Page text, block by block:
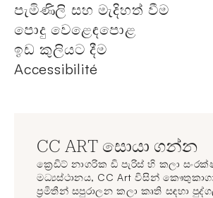
පැමිණිලි සහ මැදිහත් වීම
පොදු වෙළෙඳපොළ
ඉඩ කුලියට දීම
Accessibilité
CC ART සොයා ගන්න
ක්‍රෙඩිට් නාගරික ඩි පැරිස් හි කලා
මධ්‍යස්ථානය, CC Art විසින්
ප්‍රමිතීන් සපුරාලන කලා කෘති සඳහා